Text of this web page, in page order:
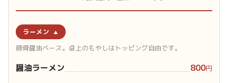
ラーメン
豚骨醤油ベース。卓上のもやしはトッピング自由です。
醤油ラーメン 800円